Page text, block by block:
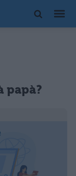
papà?